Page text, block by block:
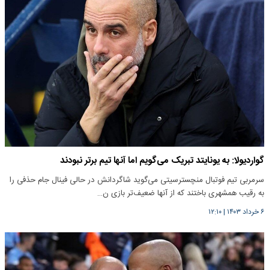
گواردیولا: به یونایتد تبریک می‌گویم اما آنها تیم برتر نبودند
سرمربی تیم فوتبال منچسترسیتی می‌گوید شاگردانش در حالی فینال جام حذفی را
به رقیب همشهری باختند که از آنها ضعیف‌تر بازی ن…
۶ خرداد ۱۴۰۳ |۱۲:۱۰